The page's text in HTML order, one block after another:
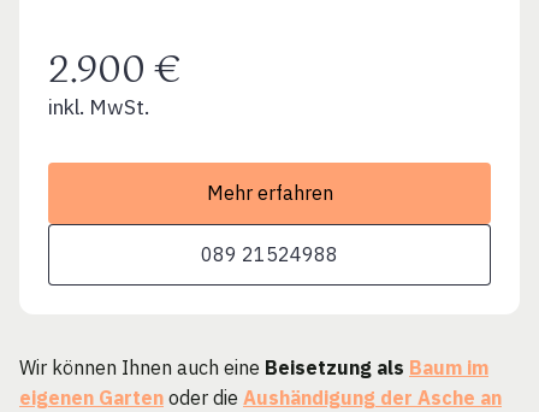
2.900 €
inkl. MwSt.
Mehr erfahren
089 21524988
Wir können Ihnen auch eine Beisetzung als Baum im
eigenen Garten oder die Aushändigung der Asche an